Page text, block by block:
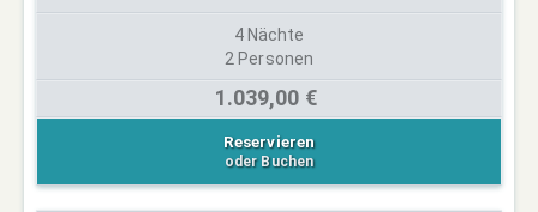
4 Nächte
2 Personen
1.039,00 €
Reservieren
oder Buchen